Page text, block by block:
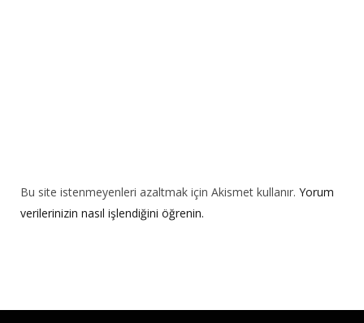
Bu site istenmeyenleri azaltmak için Akismet kullanır. Yorum
verilerinizin nasıl işlendiğini öğrenin.